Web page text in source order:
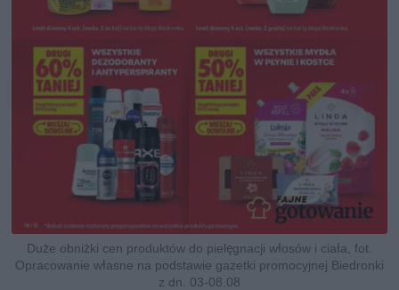
Duże obniżki cen produktów do pielęgnacji włosów i ciała, fot.
Opracowanie własne na podstawie gazetki promocyjnej Biedronki
z dn. 03-08.08